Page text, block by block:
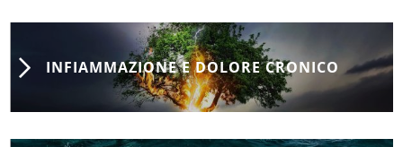
INFIAMMAZIONE E DOLORE CRONICO